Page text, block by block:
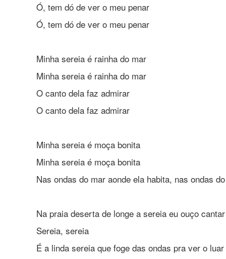
Ó, tem dó de ver o meu penar
Ó, tem dó de ver o meu penar
Minha sereia é rainha do mar
Minha sereia é rainha do mar
O canto dela faz admirar
O canto dela faz admirar
Minha sereia é moça bonita
Minha sereia é moça bonita
Nas ondas do mar aonde ela habita, nas ondas
Na praia deserta de longe a sereia eu ouço cantar
Sereia, sereia
É a linda sereia que foge das ondas pra ver o luar